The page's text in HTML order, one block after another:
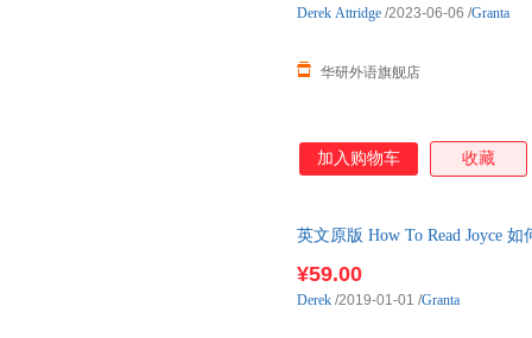
华研外语旗舰店
Derek Attridge /2023-06-06 /Granta
加入购物车 收藏
英文原版 How To Read Joyce
¥59.00
Derek /2019-01-01 /Granta